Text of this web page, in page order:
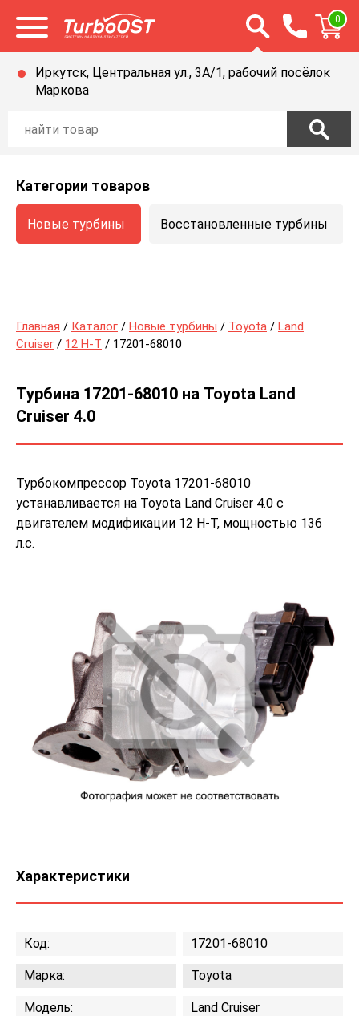
Открыть меню Открыть строку
0
Иркутск, Центральная ул., 3А/1, рабочий посёлок
Маркова
Категории товаров
Новые турбины Восстановленные турбины
Главная / Каталог / Новые турбины / Toyota / Land
Cruiser / 12 H-T / 17201-68010
Турбина 17201-68010 на Toyota Land
Cruiser 4.0
Турбокомпрессор Toyota 17201-68010
устанавливается на Toyota Land Cruiser 4.0 с
двигателем модификации 12 H-T, мощностью 136
л.с.
Характеристики
Код: 17201-68010
Марка: Toyota
Модель: Land Cruiser